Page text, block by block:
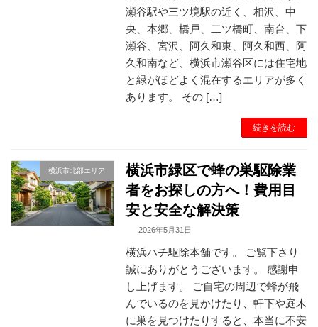
瀬谷駅や三ツ境駅の近く、相沢、中
央、本郷、橋戸、二ツ橋町、南台、下
瀬谷、宮沢、阿久和東、阿久和西、阿
久和南など、横浜市瀬谷区には住宅地
と緑がほどよく混在するエリアが多く
あります。 その […]
続きを読む
横浜市北部エリア
横浜市緑区で蜂の巣駆除業
者をお探しの方へ！費用目
安と安全な解決策
2026年5月31日
横浜ハチ駆除本舗です。 ご覧下さり
誠にありがとうございます。 感謝申
し上げます。 ご自宅の周辺で蜂が飛
んでいるのを見かけたり、軒下や庭木
に巣を見つけたりすると、本当に不安